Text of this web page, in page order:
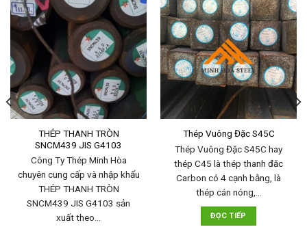
THÉP THANH TRÒN
SNCM439 JIS G4103
Công Ty Thép Minh Hòa
chuyên cung cấp và nhập khẩu
THÉP THANH TRÒN
SNCM439 JIS G4103 sản
xuất theo…
Thép Vuông Đặc S45C
Thép Vuông Đặc S45C hay
thép C45 là thép thanh đăc
Carbon có 4 cạnh bằng, là
thép cán nóng,…
ĐỌC TIẾP